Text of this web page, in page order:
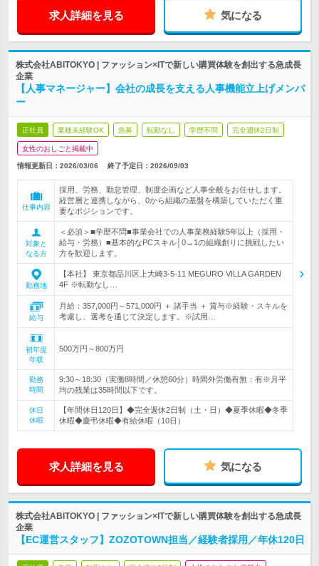
求人詳細を見る 気になる
株式会社ABITOKYO | ファッション×ITで新しい購買体験を創出する急成長
企業
【人事マネージャー】会社の成長を支える人事機能立上げメンバ
ー
正社員 業種未経験OK 急募 転勤なし 学歴不問 完全週休2日制
女性のおしごと掲載中
情報更新日：2026/03/06 終了予定日： 2026/09/03
仕事内容
採用、労務、勤怠管理、制度企画など人事全般をお任せします。
経営層と連携しながら、0から組織の基盤を構築していただく重
要なポジションです。
対象と
なる方
＜必須＞■学歴不問■事業会社での人事業務経験5年以上（採用・
給与・労務）■基本的なPCスキル│0→1の組織創りに挑戦したい
方を歓迎します。
勤務地
【本社】 東京都品川区上大崎3-5-11 MEGURO VILLA GARDEN
4F ※転勤なし…
給与
月給：357,000円～571,000円 ＋ 諸手当 ＋ 賞与※経験・スキルを
考慮し、選考を通じて決定します。※試用…
初年度
年収
500万円～800万円
勤務
時間
9:30～18:30（実働8時間／休憩60分）時間外労働有無：有※月平
均の残業は35時間以下です。
休日
休暇
【年間休日120日】◆完全週休2日制（土・日）◆夏季休暇◆冬季
休暇◆慶弔休暇◆有給休暇（10日）
求人詳細を見る 気になる
株式会社ABITOKYO | ファッション×ITで新しい購買体験を創出する急成長
企業
【EC運営スタッフ】ZOZOTOWN担当／経験者採用／年休120日